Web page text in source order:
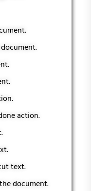
action.
text.
document.